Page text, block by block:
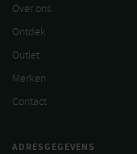
Over ons
Ontdek
Outlet
Merken
Contact
ADRESGEGEVENS